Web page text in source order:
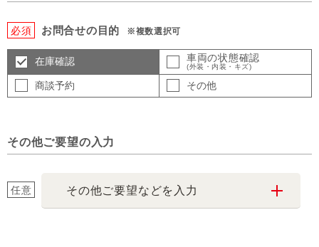
必須 お問合せの目的 ※複数選択可
在庫確認 車両の状態確認
(外装・内装・キズ)
商談予約 その他
その他ご要望の入力
任意 その他ご要望などを入力